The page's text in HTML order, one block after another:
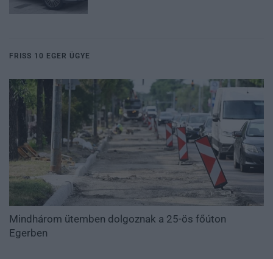
FRISS 10 EGER ÜGYE
Mindhárom ütemben dolgoznak a 25-ös főúton
Egerben